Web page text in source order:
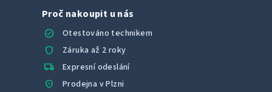
Proč nakoupit u nás
verified
Otestováno technikem
shield Záruka až 2 roky
local_shipping Expresní odeslání
location_on Prodejna v Plzni